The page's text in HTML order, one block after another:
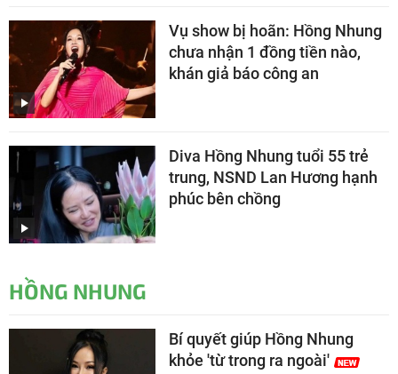
Vụ show bị hoãn: Hồng Nhung
chưa nhận 1 đồng tiền nào,
khán giả báo công an
Diva Hồng Nhung tuổi 55 trẻ
trung, NSND Lan Hương hạnh
phúc bên chồng
HỒNG NHUNG
Bí quyết giúp Hồng Nhung
khỏe 'từ trong ra ngoài'